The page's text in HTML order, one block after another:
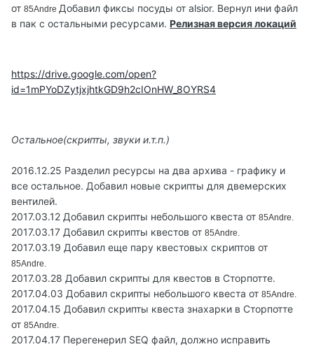
от 85Andre Добавил фиксы посуды от alsior. Вернул ини файл
в пак с остальными ресурсами. Релизная версия локаций
https://drive.google.com/open?
id=1mPYoDZytjxjhtkGD9h2cIOnHW_8OYRS4
Остальное(скрипты, звуки и.т.п.)
2016.12.25 Разделил ресурсы на два архива - графику и
все остальное. Добавил новые скрипты для двемерских
вентилей.
2017.03.12 Добавил скрипты небольшого квеста от 85Andre.
2017.03.17 Добавил скрипты квестов от 85Andre.
2017.03.19 Добавил еще пару квестовых скриптов от
85Andre.
2017.03.28 Добавил скрипты для квестов в Сторпотте.
2017.04.03 Добавил скрипты небольшого квеста от 85Andre.
2017.04.15 Добавил скрипты квеста знахарки в Сторпотте
от 85Andre.
2017.04.17 Перегенерил SEQ файл, должно исправить